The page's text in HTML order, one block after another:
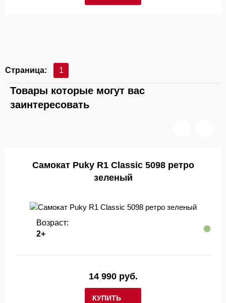
Страница: 1
Товары которые могут вас
заинтересовать
Самокат Puky R1 Classic 5098 ретро
зеленый
Возраст:
2+
КУПИТЬ
14 990 руб.